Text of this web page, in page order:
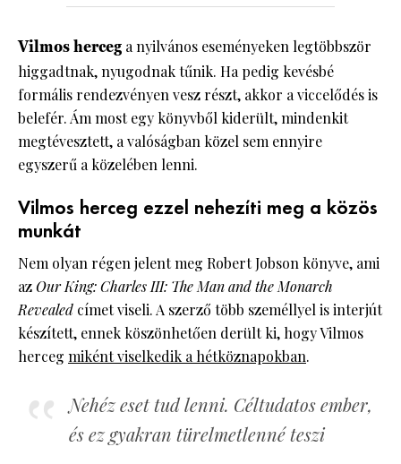
Vilmos herceg a nyilvános eseményeken legtöbbször
higgadtnak, nyugodnak tűnik. Ha pedig kevésbé
formális rendezvényen vesz részt, akkor a viccelődés is
belefér. Ám most egy könyvből kiderült, mindenkit
megtévesztett, a valóságban közel sem ennyire
egyszerű a közelében lenni.
Vilmos herceg ezzel nehezíti meg a közös
munkát
Nem olyan régen jelent meg Robert Jobson könyve, ami
azOur King: Charles III: The Man and the Monarch
Revealed címet viseli. A szerző több személlyel is interjút
készített, ennek köszönhetően derült ki, hogy Vilmos
herceg miként viselkedik a hétköznapokban.
Nehéz eset tud lenni. Céltudatos ember,
és ez gyakran türelmetlenné teszi